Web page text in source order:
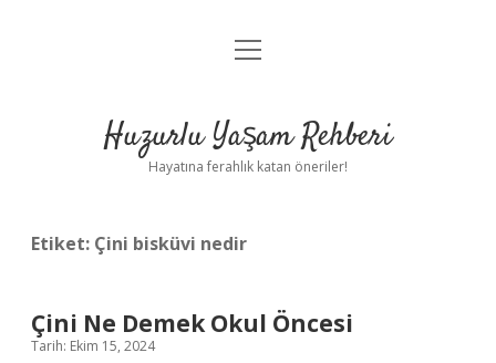
Anasayfa
Yasal Uyarı
menüyü
Huzurlu Yaşam Rehberi
Hayatına ferahlık katan öneriler!
Etiket: Çini bisküvi nedir
Çini Ne Demek Okul Öncesi
Tarih: Ekim 15, 2024